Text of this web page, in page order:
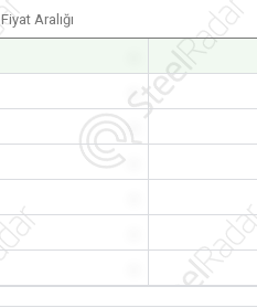
Fiyat Aralığı
-
-